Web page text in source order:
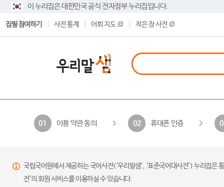
이 누리집은 대한민국 공식 전자정부 누리집입니다.
집필 참여하기 사전 통계 어휘 지도 작은 창 사전
01 이용 약관 동의 02 휴대폰 인증
국립국어원에서 제공하는 국어사전(‘우리말샘’, ‘표준국어대사전’) 누리집
전’의 회원 서비스를 이용하실 수 있습니다.